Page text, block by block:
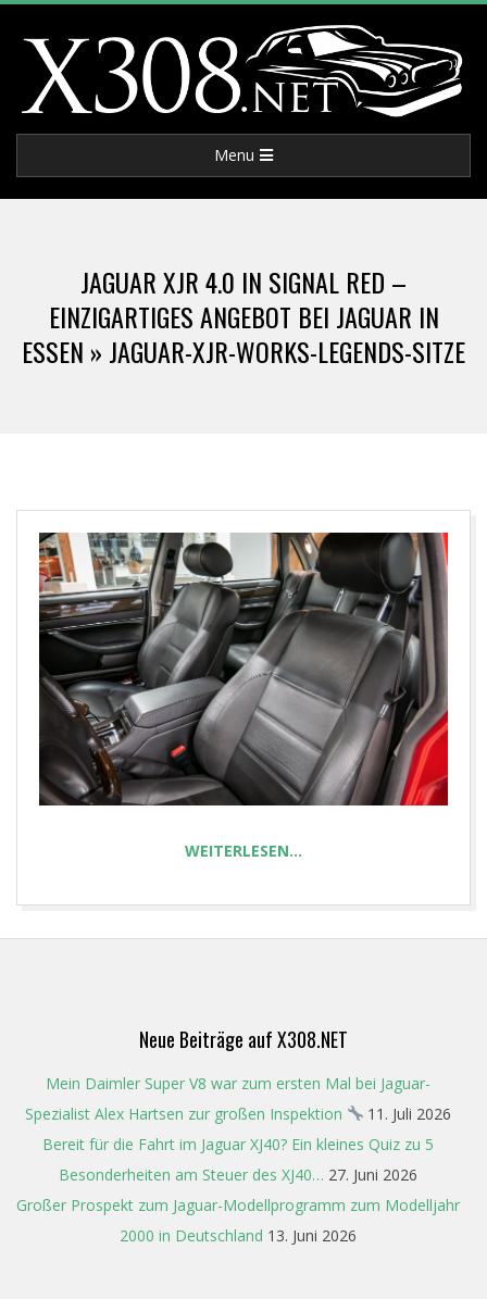
content
X
3
8
.
E
T
Navigation
Menu
JAGUAR XJR 4.0 IN SIGNAL RED –
EINZIGARTIGES ANGEBOT BEI JAGUAR IN
ESSEN » JAGUAR-XJR-WORKS-LEGENDS-SITZE
WEITERLESEN…
Neue Beiträge auf X308.NET
Mein Daimler Super V8 war zum ersten Mal bei Jaguar-
Spezialist Alex Hartsen zur großen Inspektion
11. Juli 2026
Bereit für die Fahrt im Jaguar XJ40? Ein kleines Quiz zu 5
Besonderheiten am Steuer des XJ40… 27. Juni 2026
Großer Prospekt zum Jaguar-Modellprogramm zum Modelljahr
2000 in Deutschland 13. Juni 2026